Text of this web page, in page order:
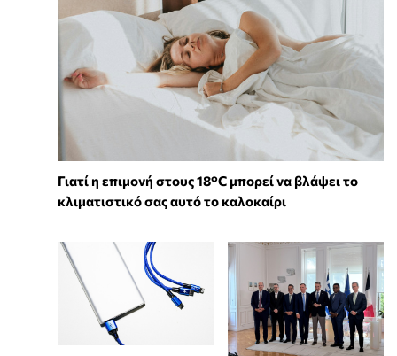
Γιατί η επιμονή στους 18°C μπορεί να βλάψει το
κλιματιστικό σας αυτό το καλοκαίρι